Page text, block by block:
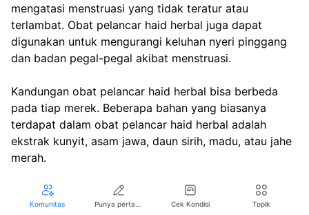
mengatasi menstruasi yang tidak teratur atau
terlambat. Obat pelancar haid herbal juga dapat
digunakan untuk mengurangi keluhan nyeri pinggang
dan badan pegal-pegal akibat menstruasi.
Kandungan obat pelancar haid herbal bisa berbeda
pada tiap merek. Beberapa bahan yang biasanya
terdapat dalam obat pelancar haid herbal adalah
ekstrak kunyit, asam jawa, daun sirih, madu, atau jahe
merah.
Kunsultasi: 089604184744
Iklan
Komunitas Punya pertanyaan seputar kesehatan? Cek Kondisi Topik